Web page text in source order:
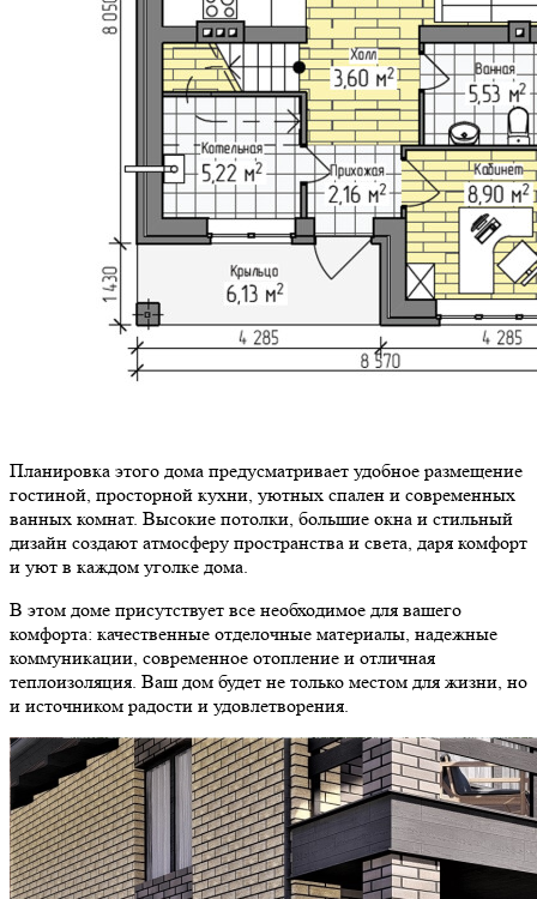
Планировка этого дома предусматривает удобное размещение
гостиной, просторной кухни, уютных спален и современных
ванных комнат. Высокие потолки, большие окна и стильный
дизайн создают атмосферу пространства и света, даря комфорт
и уют в каждом уголке дома.
В этом доме присутствует все необходимое для вашего
комфорта: качественные отделочные материалы, надежные
коммуникации, современное отопление и отличная
теплоизоляция. Ваш дом будет не только местом для жизни, но
и источником радости и удовлетворения.